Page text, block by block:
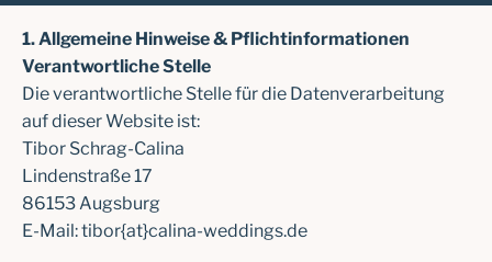
1. Allgemeine Hinweise & Pflichtinformationen
Verantwortliche Stelle
Die verantwortliche Stelle für die Datenverarbeitung
auf dieser Website ist:
Tibor Schrag-Calina
Lindenstraße 17
86153 Augsburg
E-Mail: tibor{at}calina-weddings.de